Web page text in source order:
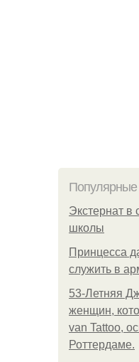
Экстернат в
школы
Принцесса
служить в
53-Летняя
женщин,
van Tattoo,
Роттердаме.